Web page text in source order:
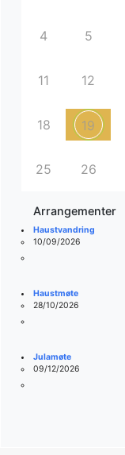
4 5
11 12
18 19
25 26
Arrangementer
Haustvandring
10/09/2026
Haustmøte
28/10/2026
Julamøte
09/12/2026